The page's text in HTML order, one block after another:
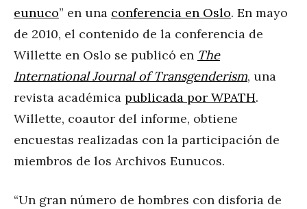
eunuco” en una conferencia en Oslo. En mayo
de 2010, el contenido de la conferencia de
Willette en Oslo se publicó en The
International Journal of Transgenderism, una
revista académica publicada por WPATH.
Willette, coautor del informe, obtiene
encuestas realizadas con la participación de
miembros de los Archivos Eunucos.
“Un gran número de hombres con disforia de